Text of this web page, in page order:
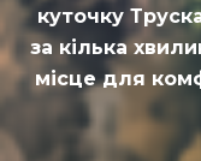
куточку
за кілька
місце для